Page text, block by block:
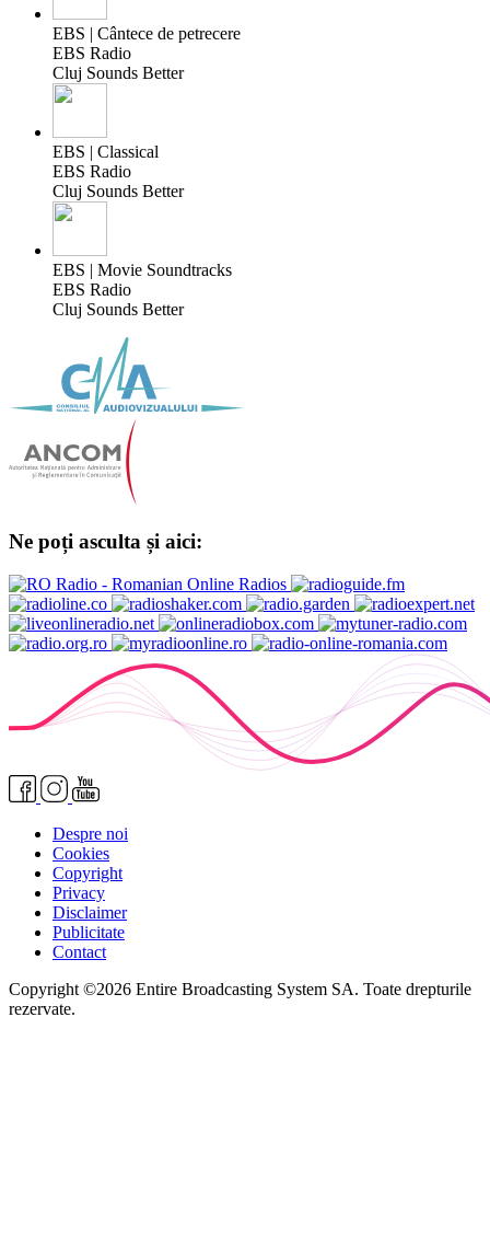
EBS | Cântece de petrecere
EBS Radio
Cluj Sounds Better
EBS | Classical
EBS Radio
Cluj Sounds Better
EBS | Movie Soundtracks
EBS Radio
Cluj Sounds Better
Ne poți asculta și aici:
Despre noi
Cookies
Copyright
Privacy
Disclaimer
Publicitate
Contact
Copyright ©2026 Entire Broadcasting System SA. Toate drepturile
rezervate.